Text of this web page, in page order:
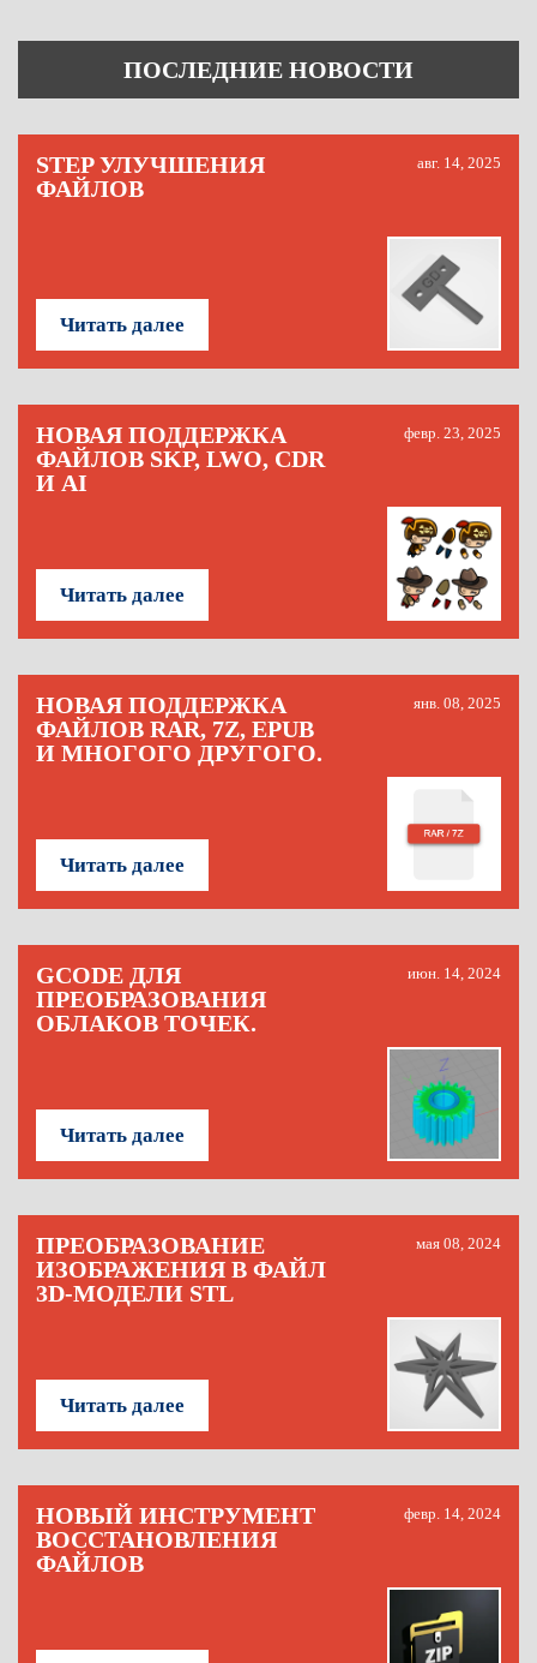
ПОСЛЕДНИЕ НОВОСТИ
STEP УЛУЧШЕНИЯ
ФАЙЛОВ
авг. 14, 2025
Читать далее
НОВАЯ ПОДДЕРЖКА
ФАЙЛОВ SKP, LWO, CDR
И AI
февр. 23, 2025
Читать далее
НОВАЯ ПОДДЕРЖКА
ФАЙЛОВ RAR, 7Z, EPUB
И МНОГОГО ДРУГОГО.
янв. 08, 2025
Читать далее
GCODE ДЛЯ
ПРЕОБРАЗОВАНИЯ
ОБЛАКОВ ТОЧЕК.
июн. 14, 2024
Читать далее
ПРЕОБРАЗОВАНИЕ
ИЗОБРАЖЕНИЯ В ФАЙЛ
3D-МОДЕЛИ STL
мая 08, 2024
Читать далее
НОВЫЙ ИНСТРУМЕНТ
ВОССТАНОВЛЕНИЯ
ФАЙЛОВ
февр. 14, 2024